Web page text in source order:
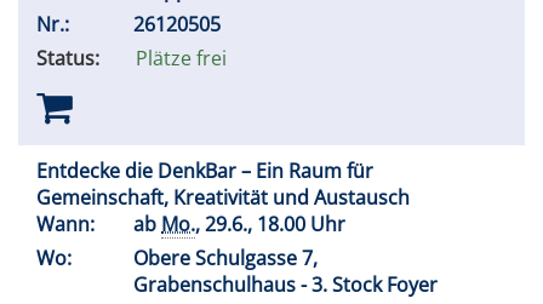
Nr.:
26120505
Status:
Plätze frei
Entdecke die DenkBar – Ein Raum für
Gemeinschaft, Kreativität und Austausch
Wann:
ab Mo., 29.6., 18.00 Uhr
Wo:
Obere Schulgasse 7,
Grabenschulhaus - 3. Stock Foyer